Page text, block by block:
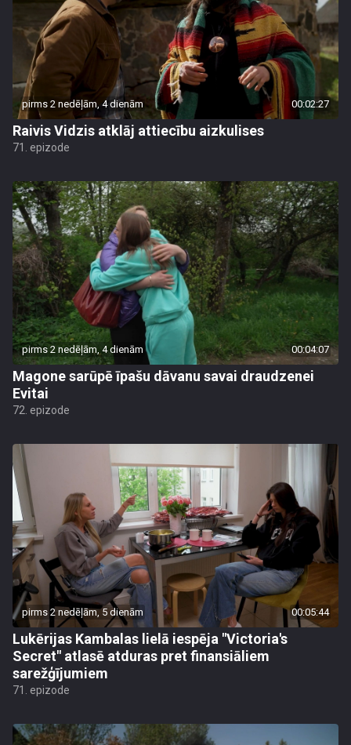
pirms 2 nedēļām, 4 dienām 00:02:27
Raivis Vidzis atklāj attiecību aizkulises
71. epizode
pirms 2 nedēļām, 4 dienām 00:04:07
Magone sarūpē īpašu dāvanu savai draudzenei
Evitai
72. epizode
pirms 2 nedēļām, 5 dienām 00:05:44
Lukērijas Kambalas lielā iespēja "Victoria's
Secret" atlasē atduras pret finansiāliem
sarežģījumiem
71. epizode